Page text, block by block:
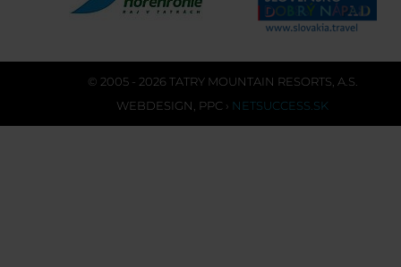
© 2005 - 2026 TATRY MOUNTAIN RESORTS, A.S.
WEBDESIGN PPC › NETSUCCESS.SK